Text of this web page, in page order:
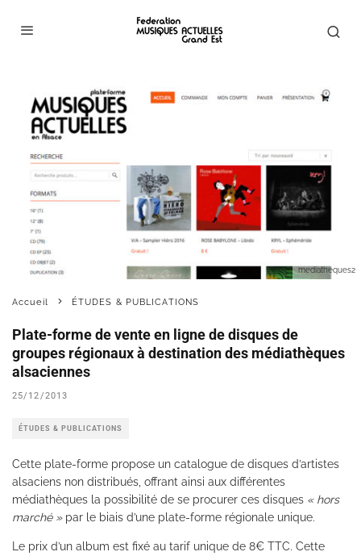
mediatheques2
Accueil ÉTUDES & PUBLICATIONS
Plate-forme de vente en ligne de disques de
groupes régionaux à destination des médiathèques
alsaciennes
25/12/2013
ÉTUDES & PUBLICATIONS
Cette plate-forme propose un catalogue de disques d’artistes
alsaciens non distribués, offrant ainsi aux différentes
médiathèques la possibilité de se procurer ces disques « hors
marché »par le biais d’une plate-forme régionale unique.
Le prix d’un album est fixé au tarif unique de 8€ TTC. Cette